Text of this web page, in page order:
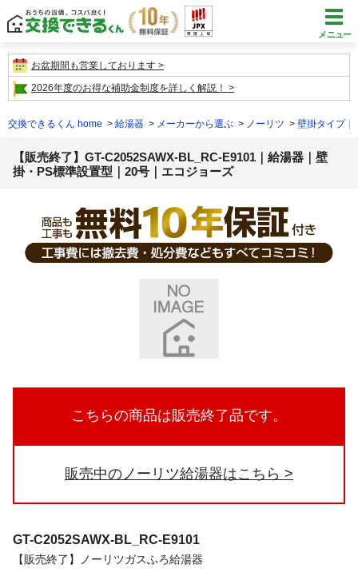
メニュー
お盆期間も営業しております
2026年度のお得な補助金制度を詳しく解説！
交換できるくん home 給湯器 メーカーから選ぶ ノーリツ 壁掛タイプ｜
【販売終了】GT-C2052SAWX-BL_RC-E9101｜給湯器｜壁
掛・PS標準設置型｜20号｜エコジョーズ
こちらの商品は販売終了品です。
販売中のノーリツ給湯器はこちら
GT-C2052SAWX-BL_RC-E9101
【販売終了】ノーリツガスふろ給湯器